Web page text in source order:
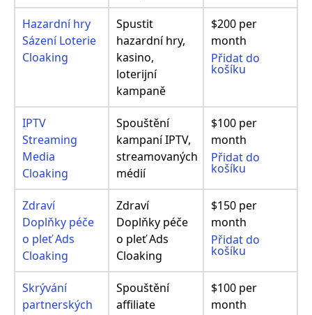
Hazardní hry
Sázení Loterie
Cloaking
Spustit
hazardní hry,
kasino,
loterijní
kampaně
$200 per
month
Přidat do
košíku
IPTV
Streaming
Media
Cloaking
Spouštění
kampaní IPTV,
streamovaných
médií
$100 per
month
Přidat do
košíku
Zdraví
Doplňky péče
o pleť Ads
Cloaking
Zdraví
Doplňky péče
o pleť Ads
Cloaking
$150 per
month
Přidat do
košíku
Skrývání
partnerských
Spouštění
affiliate
$100 per
month